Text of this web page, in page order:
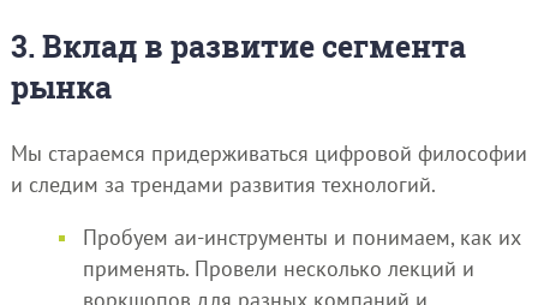
3. Вклад в развитие сегмента
рынка
Мы стараемся придерживаться цифровой философии
и следим за трендами развития технологий.
Пробуем аи-инструменты и понимаем, как их
применять. Провели несколько лекций и
воркшопов для разных компаний и